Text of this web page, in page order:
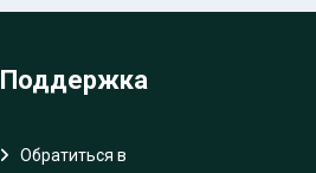
Поддержка
Обратиться в